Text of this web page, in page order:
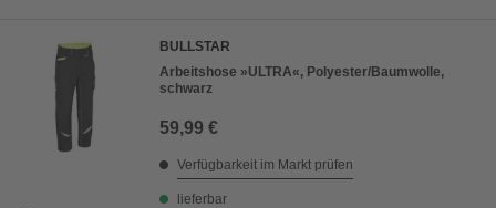
BULLSTAR
Arbeitshose »ULTRA«, Polyester/Baumwolle,
schwarz
59,99 €
Verfügbarkeit im Markt prüfen
lieferbar